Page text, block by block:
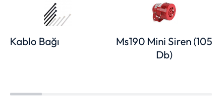
Kablo Bağı
Ms190 Mini Siren (105
Db)